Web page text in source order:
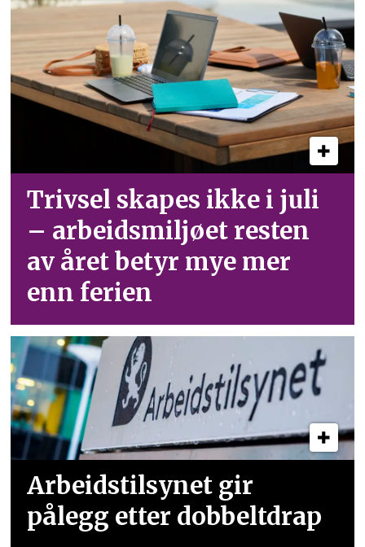
Trivsel skapes ikke i juli
– arbeid­smiljøet resten
av året betyr mye mer
enn ferien
Arbeidstilsynet gir
pålegg etter dobbeltdrap